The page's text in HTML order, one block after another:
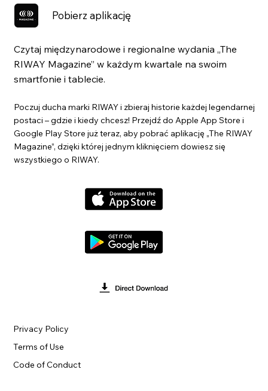
Pobierz aplikację
Czytaj międzynarodowe i regionalne wydania „The
RIWAY Magazine” w każdym kwartale na swoim
smartfonie i tablecie.
Poczuj ducha marki RIWAY i zbieraj historie każdej legendarnej
postaci – gdzie i kiedy chcesz! Przejdź do Apple App Store i
Google Play Store już teraz, aby pobrać aplikację „The RIWAY
Magazine”, dzięki której jednym kliknięciem dowiesz się
wszystkiego o RIWAY.
Terms of Use
Privacy Policy
Code of Conduct